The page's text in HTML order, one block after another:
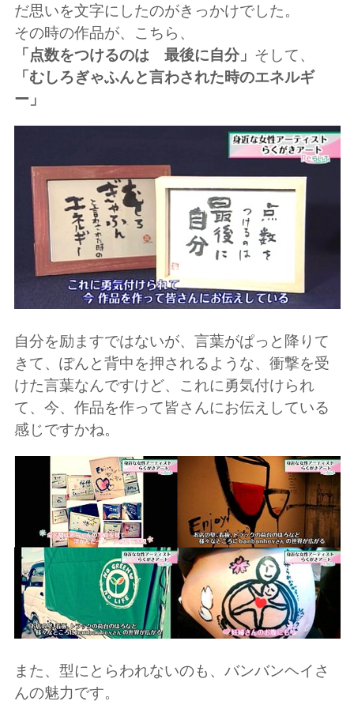
だ思いを文字にしたのがきっかけでした。
その時の作品が、こちら、
「点数をつけるのは 最後に自分」 そして、
「むしろぎゃふんと言わされた時のエネルギ
ー」
自分を励ますではないが、言葉がぱっと降りて
きて、ぽんと背中を押されるような、衝撃を受
けた言葉なんですけど、
これに勇気付けられ
て、今、作品を作って皆さんにお伝えしている
感じですかね。
また、型にとらわれないのも、バンバンヘイさ
んの魅力です。